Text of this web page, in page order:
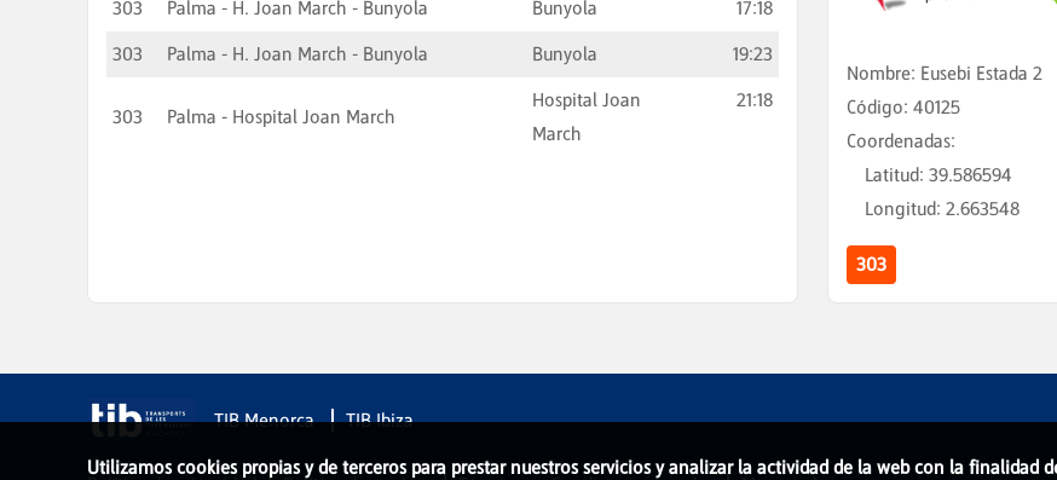
303
Palma - H. Joan March - Bunyola Bunyola
17:18
303
Palma - H. Joan March - Bunyola Bunyola 19:23
303 Palma - Hospital Joan March
Hospital Joan
March
21:18
Nombre: Eusebi Estada 2
Código: 40125
Coordenadas:
Latitud: 39.586594
Longitud: 2.663548
303
Utilizamos cookies propias y de terceros para prestar nuestros servicios y analizar la actividad de la web con la finalidad
TIB Menorca TIB Ibiza